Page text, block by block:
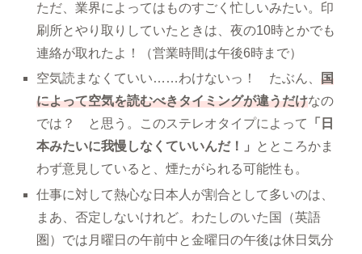
ただ、業界によってはものすごく忙しいみたい。印
刷所とやり取りしていたときは、夜の10時とかでも
連絡が取れたよ！（営業時間は午後6時まで）
空気読まなくていい……わけないっ！ たぶん、国
によって空気を読むべきタイミングが違うだけなの
では？ と思う。このステレオタイプによって
「日
本みたいに我慢しなくていいんだ！」
とところかま
わず意見していると、煙たがられる可能性も。
仕事に対して熱心な日本人が割合として多いのは、
まあ、否定しないけれど。わたしのいた国（英語
圏）では月曜日の午前中と金曜日の午後は休日気分